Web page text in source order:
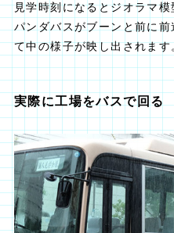
見学時刻になるとジオラマ
パンダバスがブーンと前に
て中の様子が映し出されま
実際に工場をバスで回る